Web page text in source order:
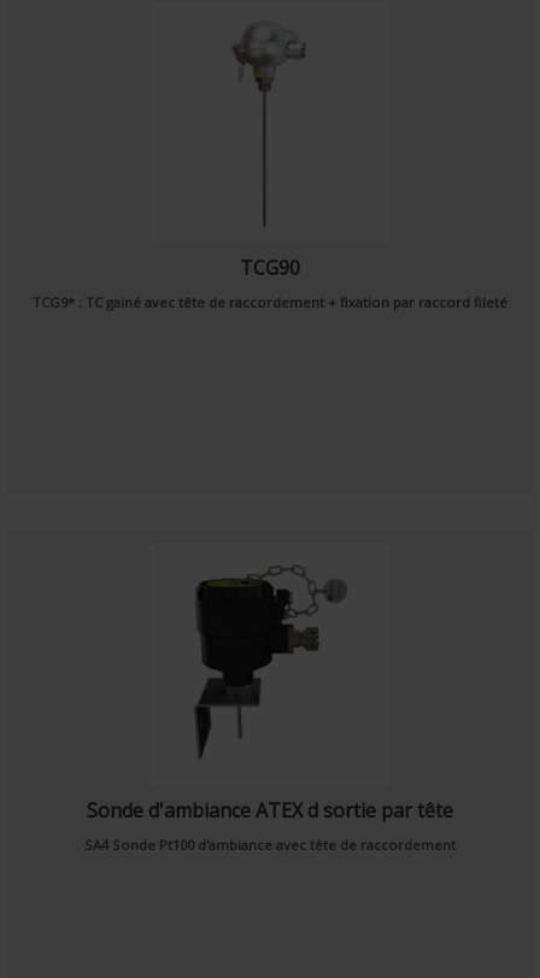
TCG90
TCG9* : TC gainé avec tête de raccordement + fixation par raccord fileté
Sonde d'ambiance ATEX d sortie par tête
SA4 Sonde Pt100 d'ambiance avec tête de raccordement